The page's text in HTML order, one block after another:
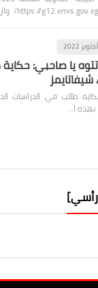
يا صاحبي:
شيفاتايمز
طالب في الدراسات
بهذه ا…